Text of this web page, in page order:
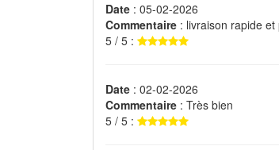
Date : 05-02-2026
Commentaire : livraison rapide
5 / 5 :
Date : 02-02-2026
Commentaire : Très bien
5 / 5 :